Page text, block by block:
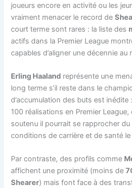
joueurs encore en activité ou les
vraiment menacer le record de
court terme sont rares : la liste des
actifs dans la Premier League
capables d’aligner une décennie
Erling Haaland représente une
long terme s’il reste dans le
d’accumulation des buts est inédite
100 réalisations en Premier
soutenu il pourrait se rapprocher
conditions de carrière et de santé
Par contraste, des profils comme
affichent une proximité (moins de
Shearer) mais font face à des